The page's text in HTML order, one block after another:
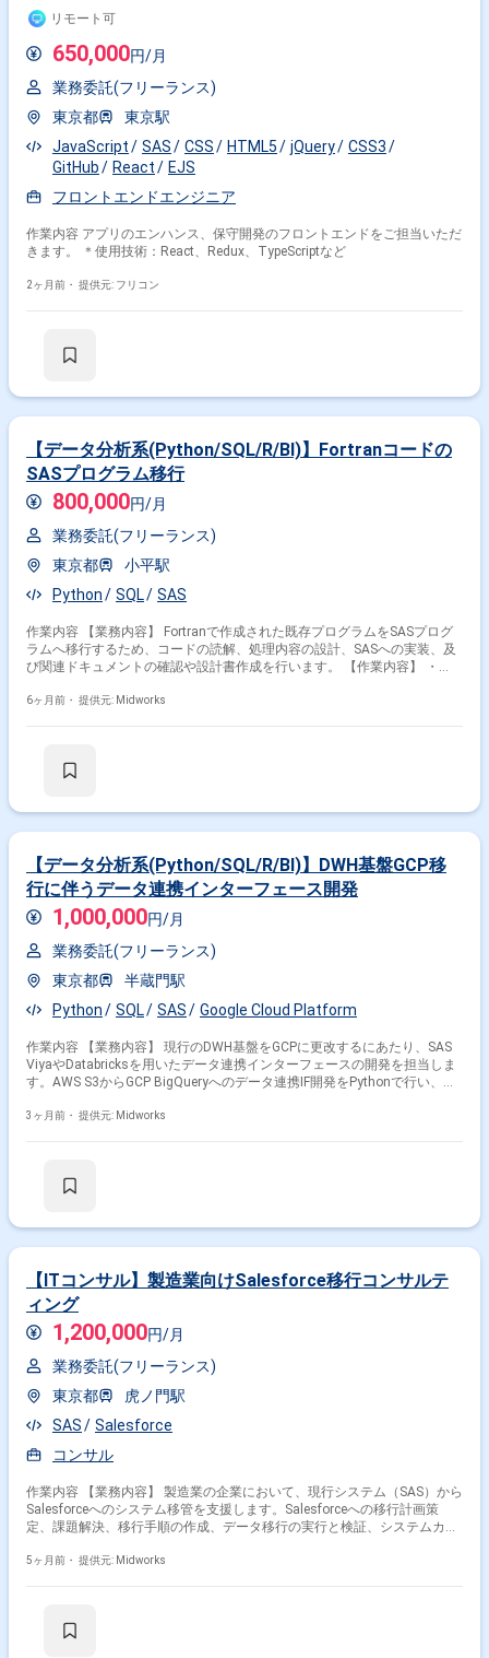
ーの提案に依存しない中立的な立場から、最適なネットワークアーキテク
チャを検討できるため、上流コンサルティングおよびネットワーク設計ス
キルを高めていただけます。 【開発環境】 Cato SASEを中心としたSASE
ソリューションおよびWANネットワーク環境を対象とした検討・設計を行
います。
リモート可
650,000円/月
業務委託(フリーランス)
東京都
東京駅
JavaScript
SAS CSS HTML5 jQuery
CSS3
GitHub
React
EJS
フロントエンドエンジニア
作業内容 アプリのエンハンス、保守開発のフロントエンドをご担当いただ
きます。 ＊使用技術：React、Redux、TypeScriptなど
2ヶ月前・ 提供元: フリコン
【データ分析系(Python/SQL/R/BI)】Fortranコードの
SASプログラム移行
800,000円/月
業務委託(フリーランス)
東京都
小平駅
Python
SQL SAS
作業内容 【業務内容】 Fortranで作成された既存プログラムをSASプログ
ラムへ移行するため、コードの読解、処理内容の設計、SASへの実装、及
び関連ドキュメントの確認や設計書作成を行います。 【作業内容】 ・
いたSASプログラムの開発 ・既存ドキュメントの確認 ・設計書作成工数の
6ヶ月前・ 提供元: Midworks
【データ分析系(Python/SQL/R/BI)】DWH基盤GCP移
行に伴うデータ連携インターフェース開発
1,000,000円/月
業務委託(フリーランス)
東京都
半蔵門駅
Python
SQL SAS Google Cloud Platform
作業内容 【業務内容】 現行のDWH基盤をGCPに更改するにあたり、SAS
ViyaやDatabricksを用いたデータ連携インターフェースの開発を担当しま
す。AWS S3からGCP BigQueryへのデータ連携IF開発をPythonで行い、
から基本設計、開発、テストまでの全工程を担当し、3名体制のチームで
での開発
3ヶ月前・ 提供元: Midworks
【ITコンサル】製造業向けSalesforce移行コンサルテ
ィング
1,200,000円/月
業務委託(フリーランス)
東京都
虎ノ門駅
SAS
Salesforce
コンサル
作業内容 【業務内容】 製造業の企業において、現行システム（SAS）から
Salesforceへのシステム移管を支援します。Salesforceへの移行計画策
定、課題解決、移行手順の作成、データ移行の実行と検証、システムカス
内容】 ・Salesforceへの移行計画策定、移行手順書作成 ・データ移行ツー
5ヶ月前・ 提供元: Midworks
掛け合わせ条件で絞り込む